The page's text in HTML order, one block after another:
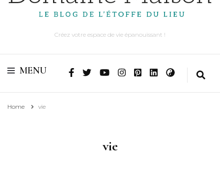
Créez votre espace de vie épanouissant !
MENU
Home vie
vie